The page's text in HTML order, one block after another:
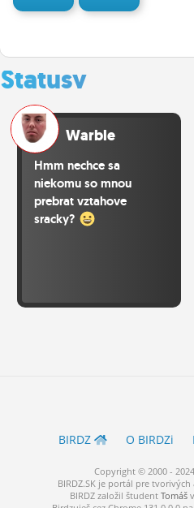
Statusy
Warble
Hmm nechce sa
niekomu so mnou
prebrat vztahove
sracky?
BIRDZ O BIRDZi
Copyright © 2000 - 2024
BIRDZ.SK je portál pre
BIRDZ založil študent Tomáš